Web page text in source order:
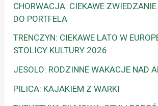
CHORWACJA: CIEKAWE
DO PORTFELA
TRENCZYN: CIEKAWE LATO W
STOLICY KULTURY 2026
JESOLO: RODZINNE WAKACJE NAD
PILICA: KAJAKIEM Z WARKI